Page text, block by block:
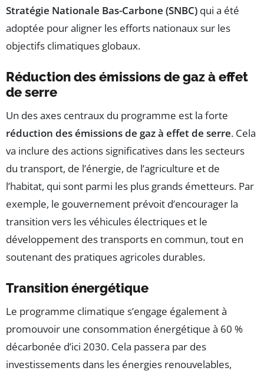
Stratégie Nationale Bas-Carbone (SNBC) qui a été
adoptée pour aligner les efforts nationaux sur les
objectifs climatiques globaux.
Réduction des émissions de gaz à effet
de serre
Un des axes centraux du programme est la forte
réduction des émissions de gaz à effet de serre. Cela
va inclure des actions significatives dans les secteurs
du transport, de l’énergie, de l’agriculture et de
l’habitat, qui sont parmi les plus grands émetteurs. Par
exemple, le gouvernement prévoit d’encourager la
transition vers les véhicules électriques et le
développement des transports en commun, tout en
soutenant des pratiques agricoles durables.
Transition énergétique
Le programme climatique s’engage également à
promouvoir une consommation énergétique à 60 %
décarbonée d’ici 2030. Cela passera par des
investissements dans les énergies renouvelables,